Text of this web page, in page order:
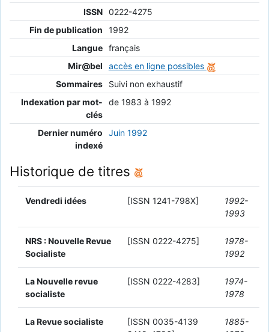
ISSN 0222-4275
Fin de publication
1992
Langue français
Mir@bel
accès en ligne possibles
Sommaires
Suivi non exhaustif
Indexation par mot-
clés
de 1983 à 1992
Dernier numéro
indexé
Juin 1992
Historique de titres
Vendredi idées [ISSN 1241-798X]
1992-
1993
NRS : Nouvelle Revue
Socialiste
[ISSN 0222-4275]
1978-
1992
La Nouvelle revue
socialiste
[ISSN 0222-4283]
1974-
1978
La Revue socialiste
[ISSN 0035-4139
1885-